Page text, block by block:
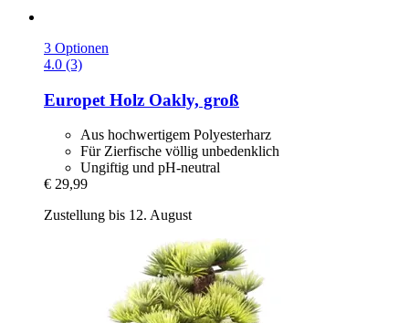
3 Optionen
4.0 (3)
Europet Holz Oakly, groß
Aus hochwertigem Polyesterharz
Für Zierfische völlig unbedenklich
Ungiftig und pH-neutral
€ 29,99
Zustellung bis 12. August